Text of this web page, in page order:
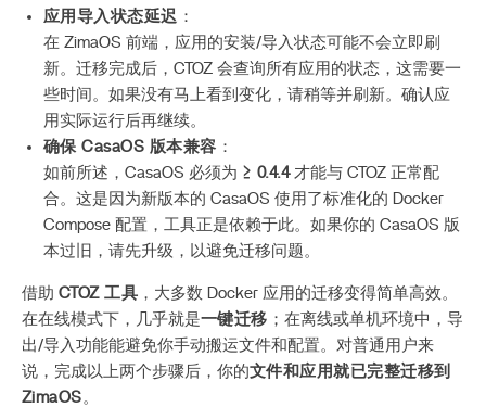
应用导入状态延迟 ：
在 ZimaOS 前端，应用的安装/导入状态可能不会立即刷
新。迁移完成后，CTOZ 会查询所有应用的状态，这需要一
些时间。如果没有马上看到变化，请稍等并刷新。确认应
用实际运行后再继续。
确保 CasaOS 版本兼容 ：
如前所述，CasaOS 必须为 ≥ 0.4.4才能与 CTOZ 正常配
合。这是因为新版本的 CasaOS 使用了标准化的 Docker
Compose 配置，工具正是依赖于此。如果你的 CasaOS 版
本过旧，请先升级，以避免迁移问题。
借助 CTOZ 工具 ，大多数 Docker 应用的迁移变得简单高效。
在在线模式下，几乎就是一键迁移 ；在离线或单机环境中，导
出/导入功能能避免你手动搬运文件和配置。对普通用户来
说，完成以上两个步骤后，你的文件和应用就已完整迁移到
ZimaOS 。